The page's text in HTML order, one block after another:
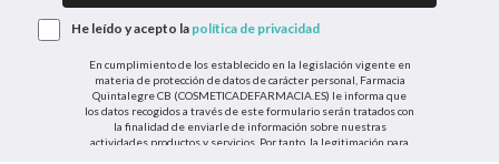
He leído y acepto la política de privacidad
En cumplimiento de los establecido en la legislación vigente en
materia de protección de datos de carácter personal, Farmacia
Quintalegre CB (COSMETICADEFARMACIA.ES) le informa que
los datos recogidos a través de este formulario serán tratados con
la finalidad de enviarle de información sobre nuestras
actividades productos y servicios. Por tanto, la legitimación para